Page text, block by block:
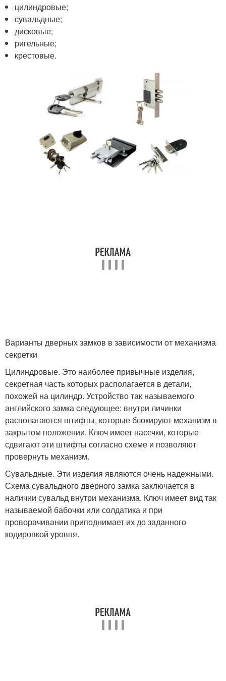
цилиндровые;
сувальдные;
дисковые;
ригельные;
крестовые.
Варианты дверных замков в зависимости от механизма
секретки
Цилиндровые. Это наиболее привычные изделия,
секретная часть которых располагается в детали,
похожей на цилиндр. Устройство так называемого
английского замка следующее: внутри личинки
располагаются штифты, которые блокируют механизм в
закрытом положении. Ключ имеет насечки, которые
сдвигают эти штифты согласно схеме и позволяют
провернуть механизм.
Сувальдные. Эти изделия являются очень надежными.
Схема сувальдного дверного замка заключается в
наличии сувальд внутри механизма. Ключ имеет вид так
называемой бабочки или солдатика и при
проворачивании приподнимает их до заданного
кодировкой уровня.